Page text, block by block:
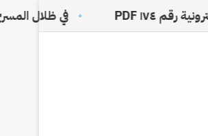
في ظلال المسرح 20